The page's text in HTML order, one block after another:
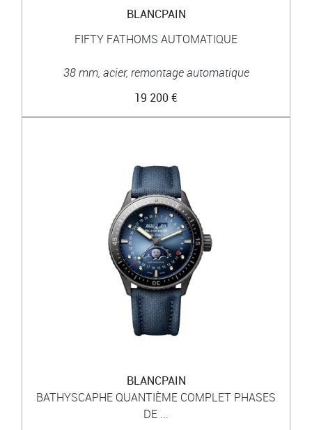
BLANCPAIN
FIFTY FATHOMS AUTOMATIQUE
38 mm, acier, remontage automatique
19 200 €
BLANCPAIN
BATHYSCAPHE QUANTIÈME COMPLET PHASES
DE ...